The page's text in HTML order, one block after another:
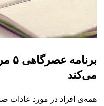
می‌کند
همه‌ی افراد در مورد عادات